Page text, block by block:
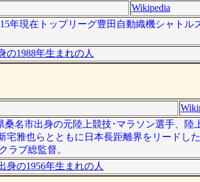
Wikipedia
年現在トップリーグ豊田自動織機シャト
の1988年生まれの人
名市出身の元陸上競技･マラソン選手、陸
雅也らとともに日本長距離界をリードし
ラブ総監督。
身の1956年生まれの人